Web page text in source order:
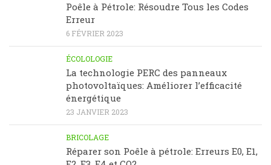
Poêle à Pétrole: Résoudre Tous les Codes
Erreur
6 FÉVRIER 2023
ÉCOLOLOGIE
La technologie PERC des panneaux
photovoltaïques: Améliorer l’efficacité
énergétique
23 JANVIER 2023
BRICOLAGE
Réparer son Poêle à pétrole: Erreurs E0, E1,